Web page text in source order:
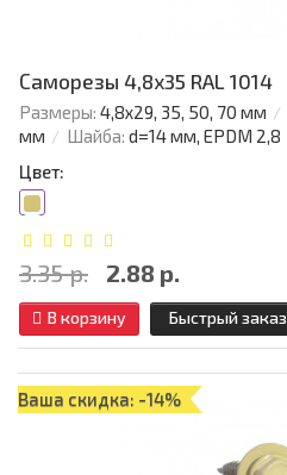
Саморезы 4,8х35 RAL 1014
Размеры: 4,8х29, 35, 50, 70 мм
мм
Шайба: d=14 мм, EPDM 2,8
Цвет:
3.35 р. 2.88 р.
В корзину Быстрый заказ
Ваша скидка: -14%